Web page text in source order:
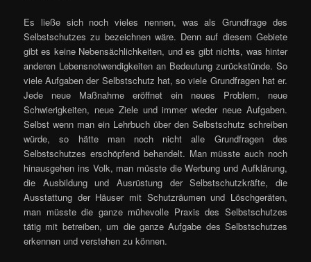
Es ließe sich noch vieles nennen, was als Grundfrage des
Selbstschutzes zu bezeichnen wäre. Denn auf diesem Gebiete
gibt es keine Nebensächlichkeiten, und es gibt nichts, was hinter
anderen Lebensnotwendigkeiten an Bedeutung zurückstünde. So
viele Aufgaben der Selbstschutz hat, so viele Grundfragen hat er.
Jede neue Maßnahme eröffnet ein neues Problem, neue
Schwierigkeiten, neue Ziele und immer wieder neue Aufgaben.
Selbst wenn man ein Lehrbuch über den Selbstschutz schreiben
würde, so hätte man noch nicht alle Grundfragen des
Selbstschutzes erschöpfend behandelt. Man müsste auch noch
hinausgehen ins Volk, man müsste die Werbung und Aufklärung,
die Ausbildung und Ausrüstung der Selbstschutzkräfte, die
Ausstattung der Häuser mit Schutzräumen und Löschgeräten,
man müsste die ganze mühevolle Praxis des Selbstschutzes
tätig mit betreiben, um die ganze Aufgabe des Selbstschutzes
erkennen und verstehen zu können.